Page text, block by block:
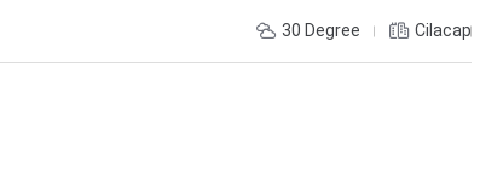
30 Degree Cilacap